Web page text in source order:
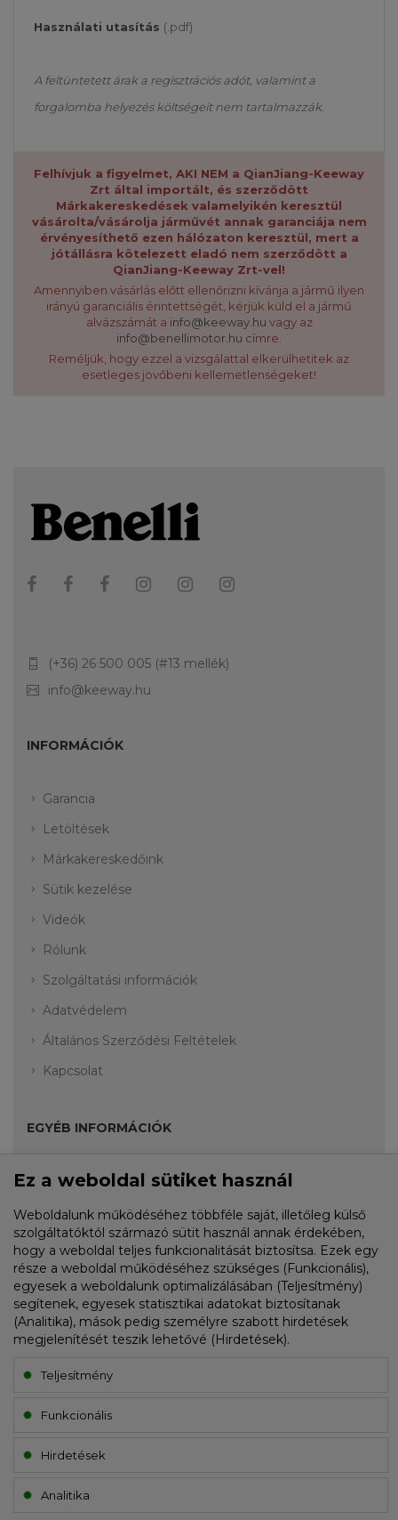
Használati utasítás (.pdf)
A feltüntetett árak a regisztrációs adót, valamint a
forgalomba helyezés költségeit nem tartalmazzák.
Felhívjuk a figyelmet, AKI NEM a QianJiang-Keeway
Zrt által importált, és szerződött
Márkakereskedések valamelyikén keresztül
vásárolta/vásárolja járművét annak garanciája nem
érvényesíthető ezen hálózaton keresztül, mert a
jótállásra kötelezett eladó nem szerződött a
QianJiang-Keeway Zrt-vel!
Amennyiben vásárlás előtt ellenőrizni kívánja a jármű ilyen
irányú garanciális érintettségét, kérjük küld el a jármű
alvázszámát a info@keeway.hu vagy az
info@benellimotor.hu címre.
Reméljük, hogy ezzel a vizsgálattal elkerülhetitek az
esetleges jövőbeni kellemetlenségeket!
(+36) 26 500 005 (#13 mellék)
info@keeway.hu
INFORMÁCIÓK
Garancia
Letöltések
Márkakereskedőink
Sütik kezelése
Videók
Rólunk
Szolgáltatási információk
Adatvédelem
Általános Szerződési Feltételek
Kapcsolat
EGYÉB INFORMÁCIÓK
Akciók
Fiók
Rendelési előzmények
Kívánságlista
HÍRLEVÉL FELIRATKOZÁS
E-mail cím:
Ez a weboldal sütiket használ
Weboldalunk működéséhez többféle saját, illetőleg külső
szolgáltatóktól származó sütit használ annak érdekében,
hogy a weboldal teljes funkcionalitását biztosítsa. Ezek egy
része a weboldal működéséhez szükséges (Funkcionális),
egyesek a weboldalunk optimalizálásában (Teljesítmény)
segítenek, egyesek statisztikai adatokat biztosítanak
(Analitika), mások pedig személyre szabott hirdetések
megjelenítését teszik lehetővé (Hirdetések).
Teljesítmény
Funkcionális
Hirdetések
Analitika